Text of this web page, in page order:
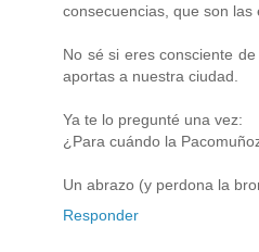
consecuencias, que son las
No sé si eres consciente
aportas a nuestra ciudad.
Ya te lo pregunté una vez:
¿Para cuándo la
Un abrazo (y perdona la
Responder